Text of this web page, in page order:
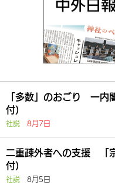
「多数」のおごり 一内
付）
社説 8月7日
二重疎外者への支援 「
付）
社説 8月5日